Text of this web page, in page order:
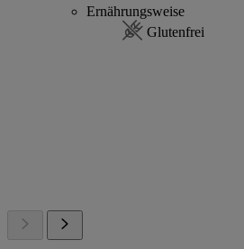
Ernährungsweise
Glutenfrei